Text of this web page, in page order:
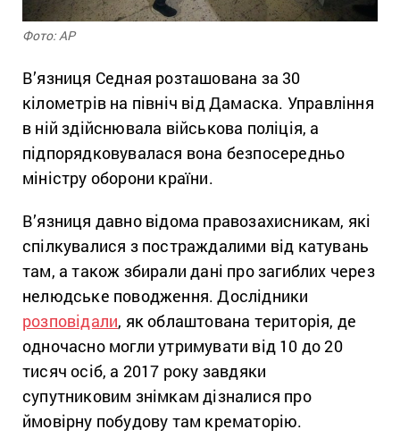
Фото: АР
В’язниця Седная розташована за 30
кілометрів на північ від Дамаска. Управління
в ній здійснювала військова поліція, а
підпорядковувалася вона безпосередньо
міністру оборони країни.
В’язниця давно відома правозахисникам, які
спілкувалися з постраждалими від катувань
там, а також збирали дані про загиблих через
нелюдське поводження. Дослідники
розповідали, як облаштована територія, де
одночасно могли утримувати від 10 до 20
тисяч осіб, а 2017 року завдяки
супутниковим знімкам дізналися про
ймовірну побудову там крематорію.